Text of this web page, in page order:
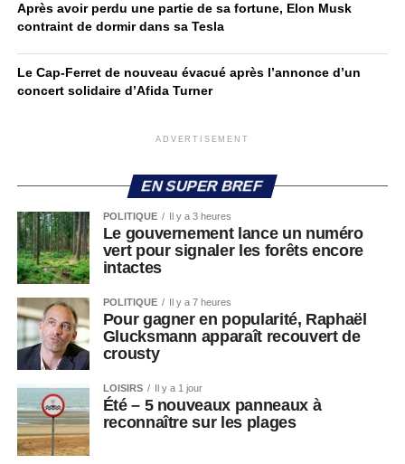
Après avoir perdu une partie de sa fortune, Elon Musk
contraint de dormir dans sa Tesla
Le Cap-Ferret de nouveau évacué après l’annonce d’un
concert solidaire d’Afida Turner
ADVERTISEMENT
EN SUPER BREF
POLITIQUE Il y a 3 heures
Le gouvernement lance un numéro
vert pour signaler les forêts encore
intactes
POLITIQUE Il y a 7 heures
Pour gagner en popularité, Raphaël
Glucksmann apparaît recouvert de
crousty
LOISIRS Il y a 1 jour
Été – 5 nouveaux panneaux à
reconnaître sur les plages